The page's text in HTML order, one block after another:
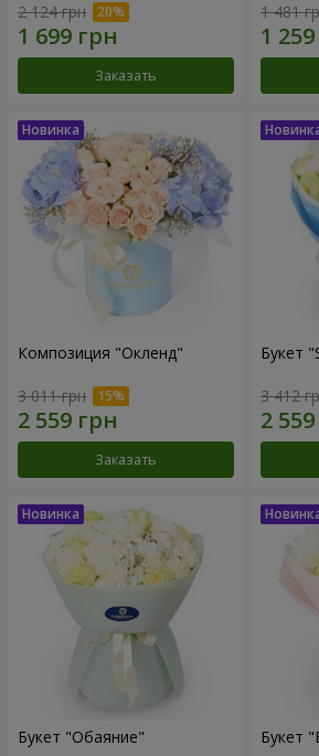
2 124 грн
Заказать
1 481
Композиция "Окленд"
3 011 грн
Заказать
Букет
3 412
Букет "Обаяние" Букет